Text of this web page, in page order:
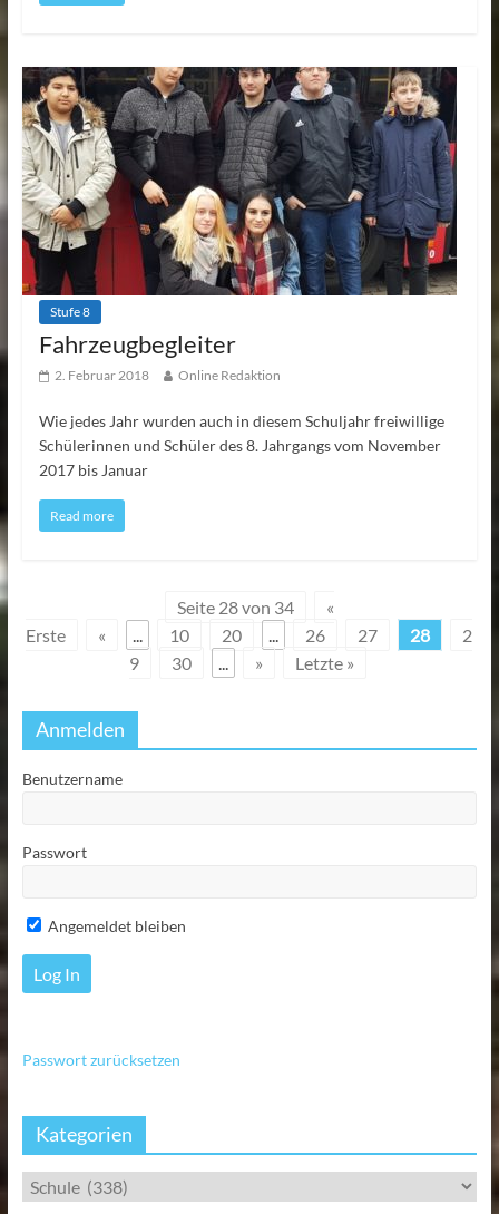
Stufe 8
Fahrzeugbegleiter
2. Februar 2018 Online Redaktion
Wie jedes Jahr wurden auch in diesem Schuljahr freiwillige
Schülerinnen und Schüler des 8. Jahrgangs vom November
2017 bis Januar
Read more
Seite 28 von 34
«
Erste
« 10 20 26 27 28
2
9
30 » Letzte »
Anmelden
Benutzername
Passwort
Angemeldet bleiben
Passwort zurücksetzen
Kategorien